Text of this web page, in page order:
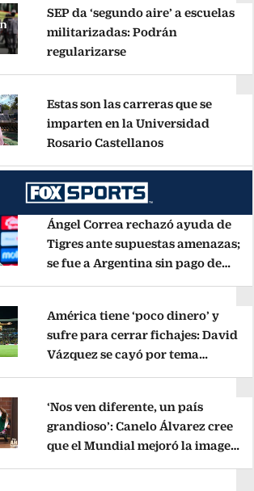
SEP da ‘segundo aire’ a escuelas
militarizadas: Podrán
regularizarseOpens in new window
Estas son las carreras que se
imparten en la Universidad
Rosario CastellanosOpens in new
Ángel Correa rechazó ayuda de
Tigres ante supuestas amenazas;
se fue a Argentina sin pago de
América tiene ‘poco dinero’ y
sufre para cerrar fichajes: David
Vázquez se cayó por tema
‘Nos ven diferente, un país
grandioso’: Canelo Álvarez cree
que el Mundial mejoró la imagen